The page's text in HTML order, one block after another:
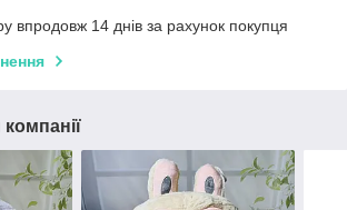
впродовж 14 днів за рахунок покупця